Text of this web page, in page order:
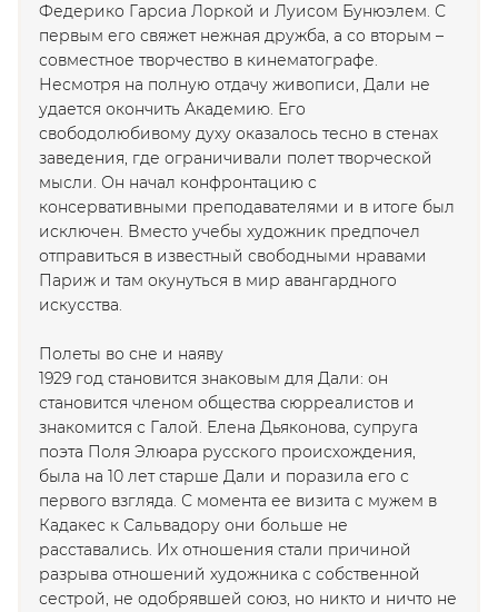
Федерико Гарсиа Лоркой и Луисом Бунюэлем. С
первым его свяжет нежная дружба, а со вторым –
совместное творчество в кинематографе.
Несмотря на полную отдачу живописи, Дали не
удается окончить Академию. Его
свободолюбивому духу оказалось тесно в стенах
заведения, где ограничивали полет творческой
мысли. Он начал конфронтацию с
консервативными преподавателями и в итоге был
исключен. Вместо учебы художник предпочел
отправиться в известный свободными нравами
Париж и там окунуться в мир авангардного
искусства.
Полеты во сне и наяву
1929 год становится знаковым для Дали: он
становится членом общества сюрреалистов и
знакомится с Галой. Елена Дьяконова, супруга
поэта Поля Элюара русского происхождения,
была на 10 лет старше Дали и поразила его с
первого взгляда. С момента ее визита с мужем в
Кадакес к Сальвадору они больше не
расставались. Их отношения стали причиной
разрыва отношений художника с собственной
сестрой, не одобрявшей союз, но никто и ничто не